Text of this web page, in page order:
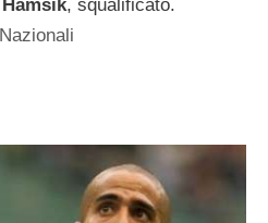
Hamsik, squalificato.
Nazionali